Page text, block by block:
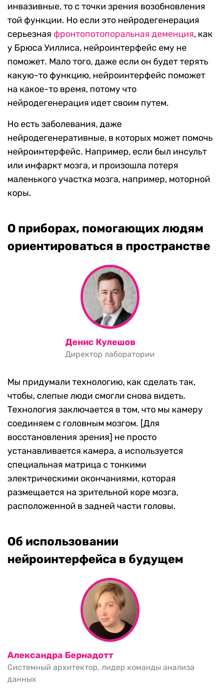
инвазивные, то с точки зрения возобновления
той функции. Но если это нейродегенерация
серьезная фронтопотопоральная деменция, как
у Брюса Уиллиса, нейроинтерфейс ему не
поможет. Мало того, даже если он будет терять
какую-то функцию, нейроинтерфейс поможет
на какое-то время, потому что
нейродегенерация идет своим путем.
Но есть заболевания, даже
нейродегенеративные, в которых может помочь
нейроинтерфейс. Например, если был инсульт
или инфаркт мозга, и произошла потеря
маленького участка мозга, например, моторной
коры.
О приборах, помогающих людям
ориентироваться в пространстве
Денис Кулешов
Директор лаборатории
Мы придумали технологию, как сделать так,
чтобы, слепые люди смогли снова видеть.
Технология заключается в том, что мы камеру
соединяем с головным мозгом. [Для
восстановления зрения] не просто
устанавливается камера, а используется
специальная матрица с тонкими
электрическими окончаниями, которая
размещается на зрительной коре мозга,
расположенной в задней части головы.
Об использовании
нейроинтерфейса в будущем
Александра Бернадотт
Системный архитектор, лидер команды анализа
данных